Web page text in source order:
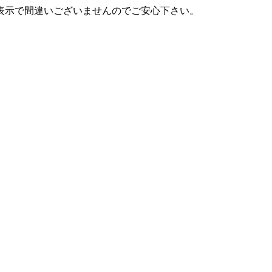
で間違いございませんのでご安心下さい。